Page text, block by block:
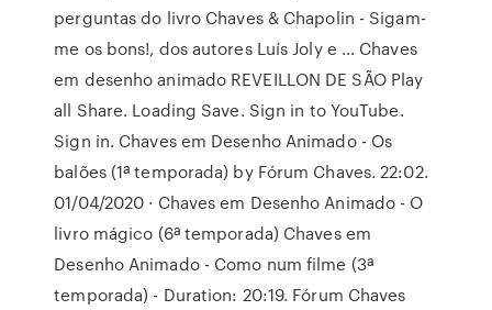
perguntas do livro Chaves & Chapolin - Sigam-
me os bons!, dos autores Luís Joly e … Chaves
em desenho animado REVEILLON DE SÃO Play
all Share. Loading Save. Sign in to YouTube.
Sign in. Chaves em Desenho Animado - Os
balões (1ª temporada) by Fórum Chaves. 22:02.
01/04/2020 · Chaves em Desenho Animado - O
livro mágico (6ª temporada) Chaves em
Desenho Animado - Como num filme (3ª
temporada) - Duration: 20:19. Fórum Chaves